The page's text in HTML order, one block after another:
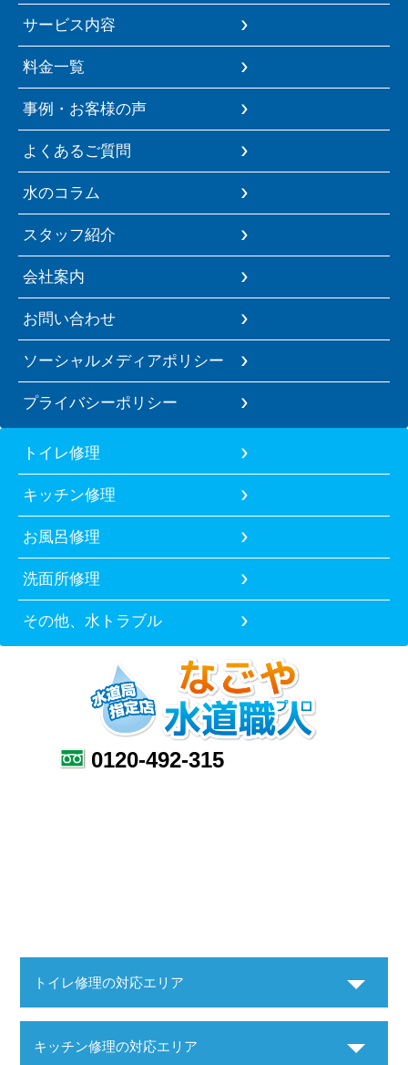
サービス内容
料金一覧
事例・お客様の声
よくあるご質問
水のコラム
スタッフ紹介
会社案内
お問い合わせ
ソーシャルメディアポリシー
プライバシーポリシー
トイレ修理
キッチン修理
お風呂修理
洗面所修理
その他、水トラブル
0120-492-315
トイレ修理の対応エリア
キッチン修理の対応エリア